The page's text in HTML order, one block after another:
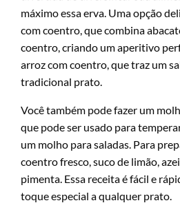
máximo essa erva. Uma opção
com coentro, que combina
coentro, criando um aperitivo
arroz com coentro, que traz um
tradicional prato.
Você também pode fazer um
que pode ser usado para
um molho para saladas. Para
coentro fresco, suco de limão,
pimenta. Essa receita é fácil e
toque especial a qualquer prato.